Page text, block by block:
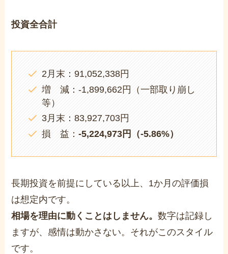
投資全合計
2月末：91,052,338円
増 減：-1,899,662円（一部取り崩し
等）
3月末：83,927,703円
損 益： -5,224,973円（-5.86%）
長期投資を前提にしている以上、1か月の評価損
は想定内です。
相場を理由に動くことはしません。数字は記録し
ますが、感情は動かさない。それがこのスタイル
です。